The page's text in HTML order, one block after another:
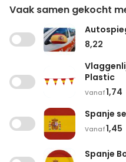
Vaak samen gekocht
8,22
Plastic
Vanaf1,74
Spanje
Vanaf1,45
Spanje